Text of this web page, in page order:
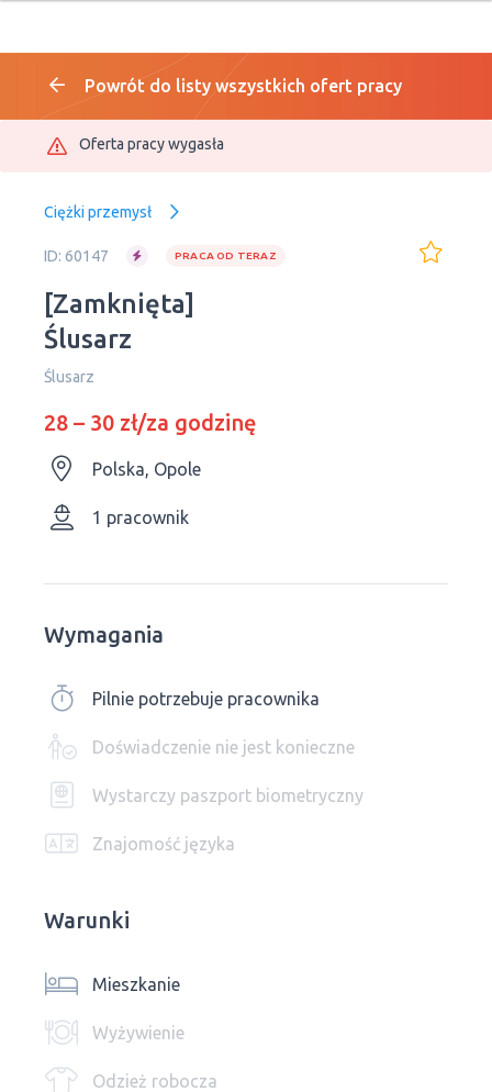
Powrót do listy wszystkich ofert pracy
Oferta pracy wygasła
Ciężki przemysł
ID: 60147 PRACA OD TERAZ
[Zamknięta]
Ślusarz
Ślusarz
28 – 30 zł/za godzinę
Polska, Opole
1 pracownik
Wymagania
Pilnie potrzebuje pracownika
Doświadczenie nie jest konieczne
Wystarczy paszport biometryczny
Znajomość języka
Warunki
Mieszkanie
Wyżywienie
Odzież robocza